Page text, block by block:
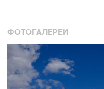
ФОТОГАЛЕРЕИ